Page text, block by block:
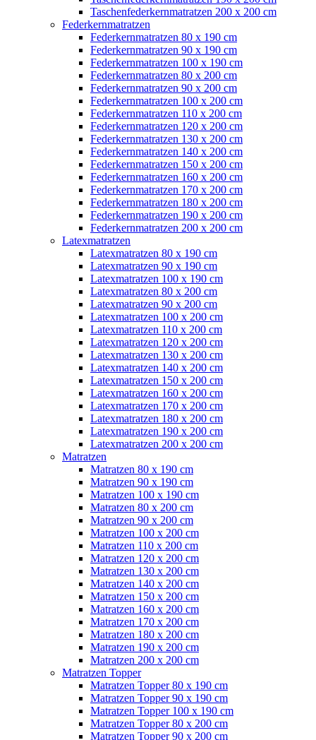
Taschenfederkernmatratzen 200 x 200 cm
Federkernmatratzen
Federkernmatratzen 80 x 190 cm
Federkernmatratzen 90 x 190 cm
Federkernmatratzen 100 x 190 cm
Federkernmatratzen 80 x 200 cm
Federkernmatratzen 90 x 200 cm
Federkernmatratzen 100 x 200 cm
Federkernmatratzen 110 x 200 cm
Federkernmatratzen 120 x 200 cm
Federkernmatratzen 130 x 200 cm
Federkernmatratzen 140 x 200 cm
Federkernmatratzen 150 x 200 cm
Federkernmatratzen 160 x 200 cm
Federkernmatratzen 170 x 200 cm
Federkernmatratzen 180 x 200 cm
Federkernmatratzen 190 x 200 cm
Federkernmatratzen 200 x 200 cm
Latexmatratzen
Latexmatratzen 80 x 190 cm
Latexmatratzen 90 x 190 cm
Latexmatratzen 100 x 190 cm
Latexmatratzen 80 x 200 cm
Latexmatratzen 90 x 200 cm
Latexmatratzen 100 x 200 cm
Latexmatratzen 110 x 200 cm
Latexmatratzen 120 x 200 cm
Latexmatratzen 130 x 200 cm
Latexmatratzen 140 x 200 cm
Latexmatratzen 150 x 200 cm
Latexmatratzen 160 x 200 cm
Latexmatratzen 170 x 200 cm
Latexmatratzen 180 x 200 cm
Latexmatratzen 190 x 200 cm
Latexmatratzen 200 x 200 cm
Matratzen
Matratzen 80 x 190 cm
Matratzen 90 x 190 cm
Matratzen 100 x 190 cm
Matratzen 80 x 200 cm
Matratzen 90 x 200 cm
Matratzen 100 x 200 cm
Matratzen 110 x 200 cm
Matratzen 120 x 200 cm
Matratzen 130 x 200 cm
Matratzen 140 x 200 cm
Matratzen 150 x 200 cm
Matratzen 160 x 200 cm
Matratzen 170 x 200 cm
Matratzen 180 x 200 cm
Matratzen 190 x 200 cm
Matratzen 200 x 200 cm
Matratzen Topper
Matratzen Topper 80 x 190 cm
Matratzen Topper 90 x 190 cm
Matratzen Topper 100 x 190 cm
Matratzen Topper 80 x 200 cm
Matratzen Topper 90 x 200 cm